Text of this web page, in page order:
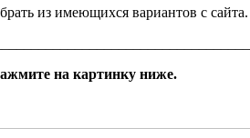
из имеющихся вариантов с сайта.
на картинку ниже.